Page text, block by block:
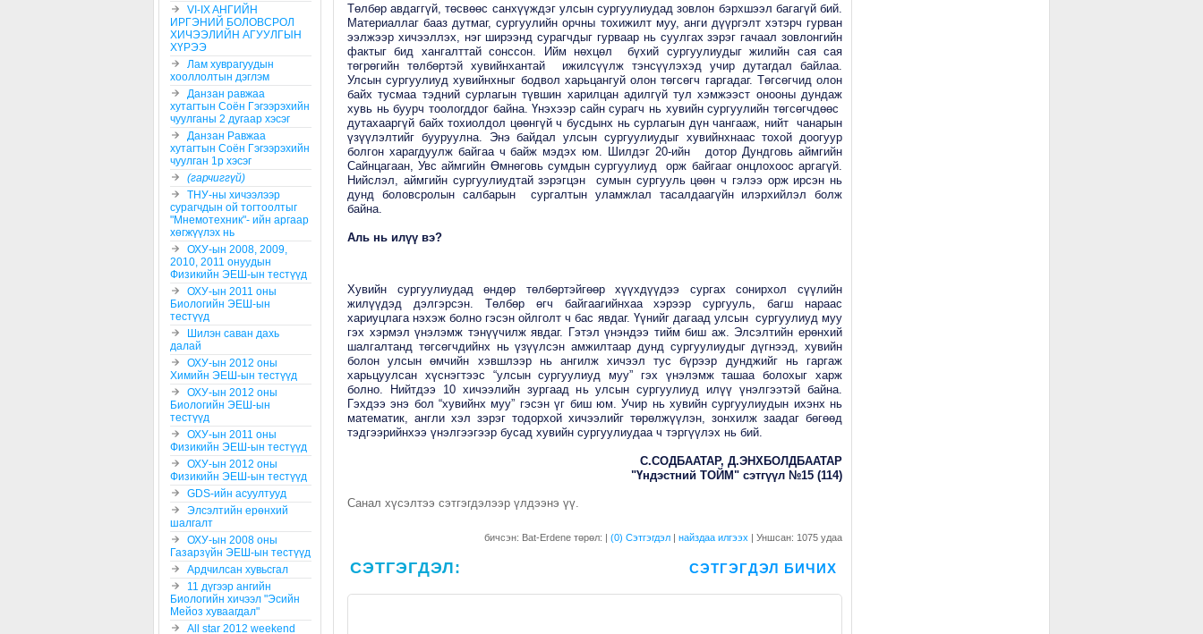
Төлбөр авдаггүй, төсвөөс санхүүждэг улсын сургуулиудад зовлон бэрхшээл багагүй бий.
Материаллаг бааз дутмаг, сургуулийн орчны тохижилт муу, анги дүүргэлт хэтэрч гурван
ээлжээр хичээллэх, нэг ширээнд сурагчдыг гурваар нь суулгах зэрэг гачаал зовлонгийн
фактыг бид хангалттай сонссон. Ийм нөхцөл бүхий сургуулиудыг жилийн сая сая
төгрөгийн төлбөртэй хувийнхантай ижилсүүлж тэнсүүлэхэд учир дутагдал байлаа.
Улсын сургуулиуд хувийнхныг бодвол харьцангуй олон төгсөгч гаргадаг. Төгсөгчид олон
байх тусмаа тэдний сурлагын түвшин харилцан адилгүй тул хэмжээст онооны дундаж
хувь нь буурч тоологддог байна. Үнэхээр сайн сурагч нь хувийн сургуулийн төгсөгчдөөс
дутахааргүй байх тохиолдол цөөнгүй ч бусдынх нь сурлагын дүн чангааж, нийт чанарын
үзүүлэлтийг бууруулна. Энэ байдал улсын сургуулиудыг хувийнхнаас тохой доогуур
болгон харагдуулж байгаа ч байж мэдэх юм. Шилдэг 20-ийн дотор Дундговь аймгийн
Сайнцагаан, Увс аймгийн Өмнөговь сумдын сургуулиуд орж байгааг онцлохоос аргагүй.
Нийслэл, аймгийн сургуулиудтай зэрэгцэн сумын сургууль цөөн ч гэлээ орж ирсэн нь
дунд боловсролын салбарын сургалтын уламжлал тасалдаагүйн илэрхийлэл болж
байна.
Аль нь илүү вэ?
Хувийн сургуулиудад өндөр төлбөртэйгөөр хүүхдүүдээ сургах сонирхол сүүлийн
жилүүдэд дэлгэрсэн. Төлбөр өгч байгаагийнхаа хэрээр сургууль, багш нараас
хариуцлага нэхэж болно гэсэн ойлголт ч бас явдаг. Үүнийг дагаад улсын сургуулиуд муу
гэх хэрмэл үнэлэмж тэнүүчилж явдаг. Гэтэл үнэндээ тийм биш аж. Элсэлтийн ерөнхий
шалгалтанд төгсөгчдийнх нь үзүүлсэн амжилтаар дунд сургуулиудыг дүгнээд, хувийн
болон улсын өмчийн хэвшлээр нь ангилж хичээл тус бүрээр дунджийг нь гаргаж
харьцуулсан хүснэгтээс “улсын сургуулиуд муу” гэх үнэлэмж ташаа болохыг харж
болно. Нийтдээ 10 хичээлийн зургаад нь улсын сургуулиуд илүү үнэлгээтэй байна.
Гэхдээ энэ бол “хувийнх муу” гэсэн үг биш юм. Учир нь хувийн сургуулиудын ихэнх нь
математик, англи хэл зэрэг тодорхой хичээлийг төрөлжүүлэн, зонхилж заадаг бөгөөд
тэдгээрийнхээ үнэлгээгээр бусад хувийн сургуулиудаа ч тэргүүлэх нь бий.
С.СОДБААТАР, Д.ЭНХБОЛДБААТАР
"Үндэстний ТОЙМ" сэтгүүл №15 (114)
Санал хүсэлтээ сэтгэгдэлээр үлдээнэ үү.
бичсэн: Bat-Erdene төрөл: | (0) Сэтгэгдэл найздаа илгээх | Уншсан: 1075 удаа
СЭТГЭГДЭЛ БИЧИХ
СЭТГЭГДЭЛ:
VI-IX AНГИЙН
ИРГЭНИЙ БОЛОВСРОЛ
ХИЧЭЭЛИЙН АГУУЛГЫН
ХҮРЭЭ
Лам хуврагуудын
хооллолтын дэглэм
Данзан равжаа
хутагтын Соён Гэгээрэхийн
чуулганы 2 дугаар хэсэг
Данзан Равжаа
хутагтын Соён Гэгээрэхийн
чуулган 1р хэсэг
(гарчиггүй)
ТНУ-ны хичээлээр
сурагчдын ой тогтоолтыг
"Мнемотехник"- ийн аргаар
хөгжүүлэх нь
ОХУ-ын 2008, 2009,
2010, 2011 онуудын
Физикийн ЭЕШ-ын тестүүд
ОХУ-ын 2011 оны
Биологийн ЭЕШ-ын
тестүүд
Шилэн саван дахь
далай
ОХУ-ын 2012 оны
Химийн ЭЕШ-ын тестүүд
ОХУ-ын 2012 оны
Биологийн ЭЕШ-ын
тестүүд
ОХУ-ын 2011 оны
Физикийн ЭЕШ-ын тестүүд
ОХУ-ын 2012 оны
Физикийн ЭЕШ-ын тестүүд
GDS-ийн асуултууд
Элсэлтийн ерөнхий
шалгалт
ОХУ-ын 2008 оны
Газарзүйн ЭЕШ-ын тестүүд
Ардчилсан хувьсгал
11 дүгээр ангийн
Биологийн хичээл "Эсийн
Мейоз хуваагдал"
All star 2012 weekend